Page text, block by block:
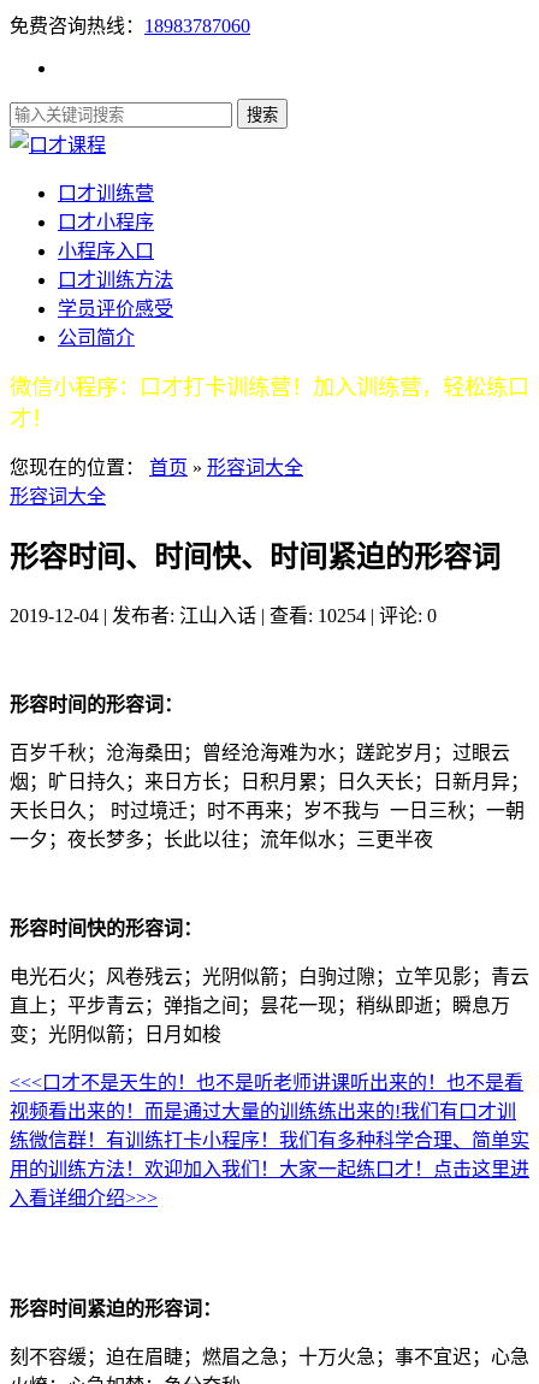
免费咨询热线： 18983787060
口才训练营
口才小程序
小程序入口
口才训练方法
学员评价感受
公司简介
微信小程序：口才打卡训练营！加入训练营，轻松练口
才！
您现在的位置： 首页 » 形容词大全
形容词大全
形容时间、时间快、时间紧迫的形容词
2019-12-04 | 发布者: 江山入话 | 查看: 10254 | 评论: 0
形容时间的形容词：
百岁千秋；沧海桑田；曾经沧海难为水；蹉跎岁月；过眼云
烟；旷日持久；来日方长；日积月累；日久天长；日新月异；
天长日久； 时过境迁；时不再来；岁不我与 一日三秋；一朝
一夕；夜长梦多；长此以往；流年似水；三更半夜
形容时间快的形容词：
电光石火；风卷残云；光阴似箭；白驹过隙；立竿见影；青云
直上；平步青云；弹指之间；昙花一现；稍纵即逝；瞬息万
变；光阴似箭；日月如梭
<<<口才不是天生的！也不是听老师讲课听出来的！也不是看
视频看出来的！而是通过大量的训练练出来的!我们有口才训
练微信群！有训练打卡小程序！我们有多种科学合理、简单实
用的训练方法！欢迎加入我们！大家一起练口才！点击这里进
入看详细介绍>>>
形容时间紧迫的形容词：
刻不容缓；迫在眉睫；燃眉之急；十万火急；事不宜迟；心急